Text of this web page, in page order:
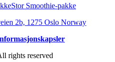
Stor Smoothie-pakke
2b, 1275 Oslo Norway
rights reserved